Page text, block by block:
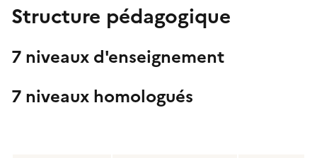
Structure pédagogique
7 niveaux d'enseignement
7 niveaux homologués